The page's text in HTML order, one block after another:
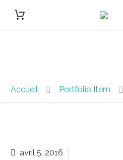
Accueil Portfolio Item
avril 5, 2016